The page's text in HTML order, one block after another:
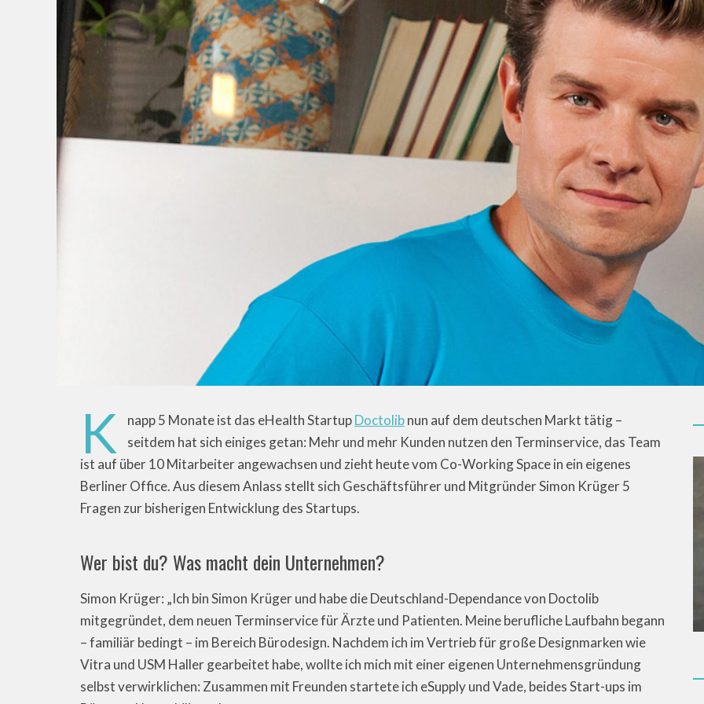
K napp 5 Monate ist das eHealth StartupDoctolibnun auf dem deutschen Markt tätig –
seitdem hat sich einiges getan: Mehr und mehr Kunden nutzen den Terminservice, das Team
ist auf über 10 Mitarbeiter angewachsen und zieht heute vom Co-Working Space in ein eigenes
Berliner Office. Aus diesem Anlass stellt sich Geschäftsführer und Mitgründer Simon Krüger 5
Fragen zur bisherigen Entwicklung des Startups.
Wer bist du? Was macht dein Unternehmen?
Simon Krüger: „Ich bin Simon Krüger und habe die Deutschland-Dependance von Doctolib
mitgegründet, dem neuen Terminservice für Ärzte und Patienten. Meine berufliche Laufbahn begann
– familiär bedingt – im Bereich Bürodesign. Nachdem ich im Vertrieb für große Designmarken wie
Vitra und USM Haller gearbeitet habe, wollte ich mich mit einer eigenen Unternehmensgründung
selbst verwirklichen: Zusammen mit Freunden startete ich eSupply und Vade, beides Start-ups im